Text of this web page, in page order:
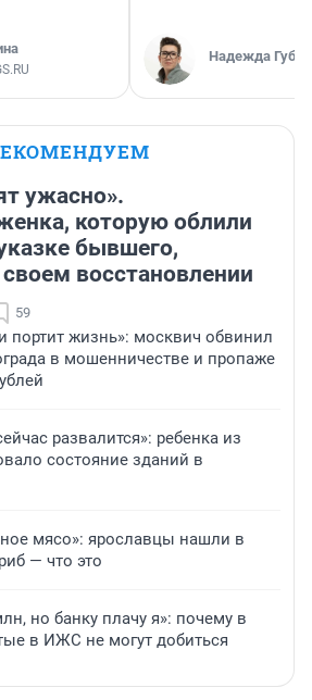
Надежда
ужасно».
которую облили
бывшего,
своем восстановлении
59
портит жизнь»: москвич обвинил
в мошенничестве и пропаже
развалится»: ребенка из
состояние зданий в
мясо»: ярославцы нашли в
— что это
но банку плачу я»: почему в
в ИЖС не могут добиться